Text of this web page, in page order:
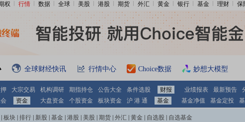
权 行情 数据 全球 美股 港股 期货 外汇 黄金 银行 基金 理财 保
全球财经快讯 行情中心 Choice数据 妙想大模型
大宗交易 机构调研 期指持仓 公告大全 条件选股 财报 业绩报表 最新预告
资金 大盘资金 个股资金 板块资金 沪 港 通 基金 基金净值 基金定投
板块 排行 新股 基金 港股 美股 期货 外汇 黄金 自选股 自选基金